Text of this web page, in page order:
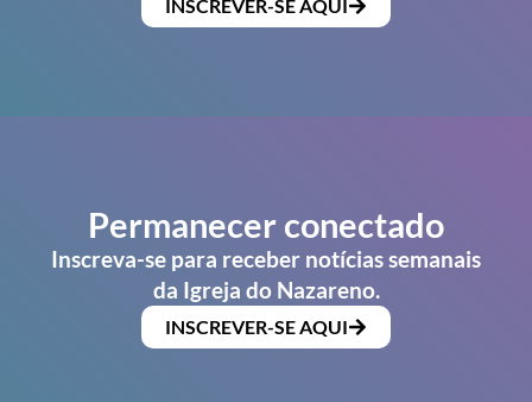
INSCREVER-SE AQUI
Permanecer conectado
Inscreva-se para receber notícias semanais
da Igreja do Nazareno.
INSCREVER-SE AQUI